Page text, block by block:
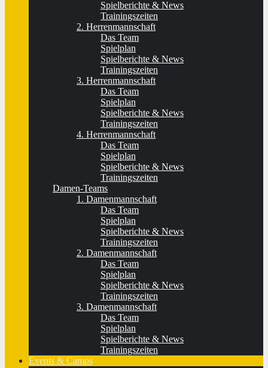
Spielberichte & News
Trainingszeiten
2. Herrenmannschaft
Das Team
Spielplan
Spielberichte & News
Trainingszeiten
3. Herrenmannschaft
Das Team
Spielplan
Spielberichte & News
Trainingszeiten
4. Herrenmannschaft
Das Team
Spielplan
Spielberichte & News
Trainingszeiten
Damen-Teams
1. Damenmannschaft
Das Team
Spielplan
Spielberichte & News
Trainingszeiten
2. Damenmannschaft
Das Team
Spielplan
Spielberichte & News
Trainingszeiten
3. Damenmannschaft
Das Team
Spielplan
Spielberichte & News
Trainingszeiten
Events & Camps